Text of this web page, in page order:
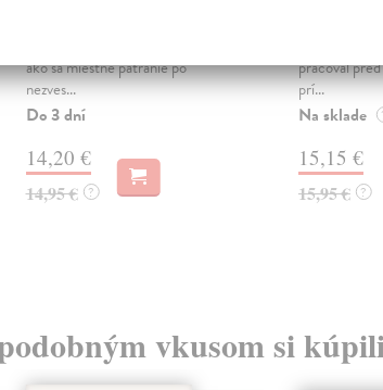
ako sa miestne pátranie po
nezves...
Do 3 dní
14,20 €
14,95 € ?
Piaty diel
pracoval
prí...
Na sklade
15,15 €
15,95 € ?
vkusom si